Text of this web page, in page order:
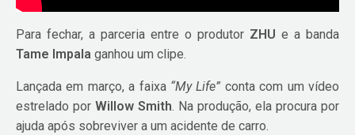
Para fechar, a parceria entre o produtor ZHU e a banda
Tame Impala ganhou um clipe.
Lançada em março, a faixa “My Life” conta com um vídeo
estrelado por Willow Smith. Na produção, ela procura por
ajuda após sobreviver a um acidente de carro.